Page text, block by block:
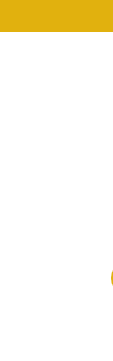
au